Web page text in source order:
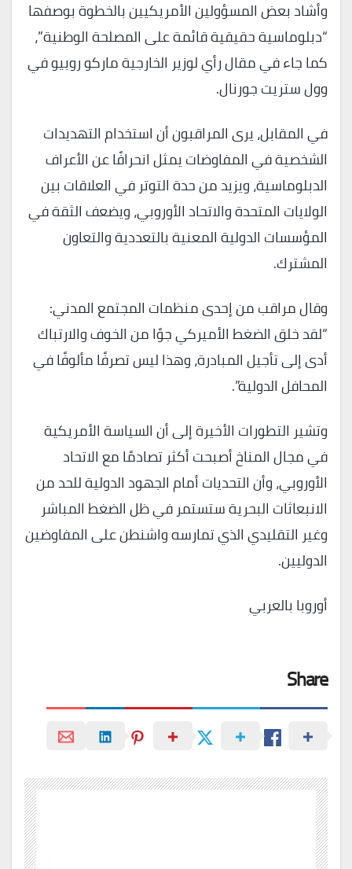
وأشاد بعض المسؤولين الأمريكيين بالخطوة بوصفها
“دبلوماسية حقيقية قائمة على المصلحة الوطنية”،
كما جاء في مقال رأي لوزير الخارجية ماركو روبيو في
وول ستريت جورنال.
في المقابل، يرى المراقبون أن استخدام التهديدات
الشخصية في المفاوضات يمثل انحرافًا عن الأعراف
الدبلوماسية، ويزيد من حدة التوتر في العلاقات بين
الولايات المتحدة والاتحاد الأوروبي، ويضعف الثقة في
المؤسسات الدولية المعنية بالتعددية والتعاون
المشترك.
وقال مراقب من إحدى منظمات المجتمع المدني:
“لقد خلق الضغط الأميركي جوًا من الخوف والارتباك
أدى إلى تأجيل المبادرة، وهذا ليس تصرفًا مألوفًا في
المحافل الدولية”.
وتشير التطورات الأخيرة إلى أن السياسة الأمريكية
في مجال المناخ أصبحت أكثر تصادمًا مع الاتحاد
الأوروبي، وأن التحديات أمام الجهود الدولية للحد من
الانبعاثات البحرية ستستمر في ظل الضغط المباشر
وغير التقليدي الذي تمارسه واشنطن على المفاوضين
الدوليين.
أوروبا بالعربي
Share